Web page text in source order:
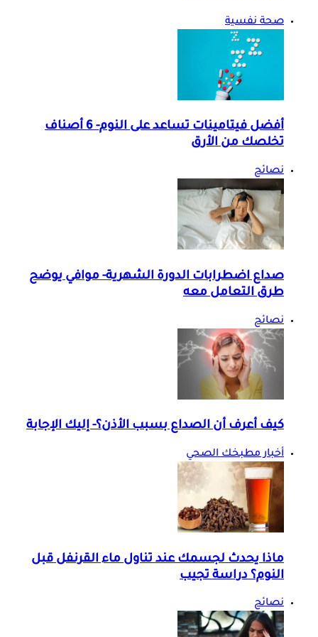
صحة نفسية
أفضل فيتامينات تساعد على النوم- 6 أصناف
تخلصك من الأرق
نصائح
صداع اضطرابات الدورة الشهرية- موافي يوضح
طرق التعامل معه
نصائح
كيف أعرف أن الصداع بسبب الأذن؟- إليك الإجابة
أخبار مطبخك الصحي
ماذا يحدث لجسمك عند تناول ماء القرنفل قبل
النوم؟ دراسة تجيب
نصائح